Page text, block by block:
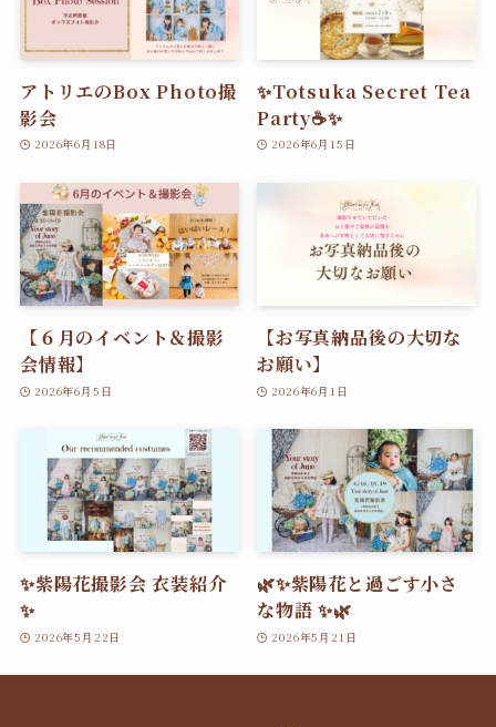
アトリエのBox Photo撮
影会
2026年6月18日
✨Totsuka Secret Tea
Party☕️✨
2026年6月15日
【６月のイベント＆撮影
会情報】
2026年6月5日
【お写真納品後の大切な
お願い】
2026年6月1日
✨紫陽花撮影会 衣装紹介
✨
2026年5月22日
🌿✨紫陽花と過ごす小さ
な物語 ✨🌿
2026年5月21日